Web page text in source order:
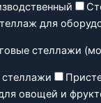
для
стеллажи
овощей и